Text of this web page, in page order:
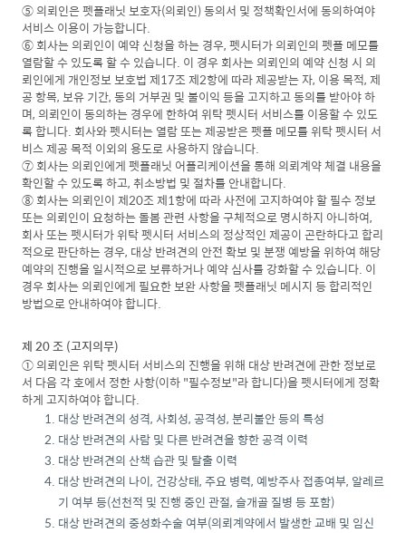
⑤ 의뢰인은 펫플래닛 보호자(의뢰인) 동의서 및 정책확인서에 동의하여야
서비스 이용이 가능합니다.
⑥ 회사는 의뢰인이 예약 신청을 하는 경우, 펫시터가 의뢰인의 펫플 메모를
열람할 수 있도록 할 수 있습니다. 이 경우 회사는 의뢰인의 예약 신청 시 의
뢰인에게 개인정보 보호법 제17조 제2항에 따라 제공받는 자, 이용 목적, 제
공 항목, 보유 기간, 동의 거부권 및 불이익 등을 고지하고 동의를 받아야 하
며, 의뢰인이 동의하는 경우에 한하여 위탁 펫시터 서비스를 이용할 수 있도
록 합니다. 회사와 펫시터는 열람 또는 제공받은 펫플 메모를 위탁 펫시터 서
비스 제공 목적 이외의 용도로 사용하지 않습니다.
⑦ 회사는 의뢰인에게 펫플래닛 어플리케이션을 통해 의뢰계약 체결 내용을
확인할 수 있도록 하고, 취소방법 및 절차를 안내합니다.
⑧ 회사는 의뢰인이 제20조 제1항에 따라 사전에 고지하여야 할 필수 정보
또는 의뢰인이 요청하는 돌봄 관련 사항을 구체적으로 명시하지 아니하여,
회사 또는 펫시터가 위탁 펫시터 서비스의 정상적인 제공이 곤란하다고 합리
적으로 판단하는 경우, 대상 반려견의 안전 확보 및 분쟁 예방을 위하여 해당
예약의 진행을 일시적으로 보류하거나 예약 심사를 강화할 수 있습니다. 이
경우 회사는 의뢰인에게 필요한 보완 사항을 펫플래닛 메시지 등 합리적인
방법으로 안내하여야 합니다.
제 20 조 (고지의무)
① 의뢰인은 위탁 펫시터 서비스의 진행을 위해 대상 반려견에 관한 정보로
서 다음 각 호에서 정한 사항(이하 "필수정보"라 합니다)을 펫시터에게 정확
하게 고지하여야 합니다.
대상 반려견의 성격, 사회성, 공격성, 분리불안 등의 특성
대상 반려견의 사람 및 다른 반려견을 향한 공격 이력
대상 반려견의 산책 습관 및 탈출 이력
대상 반려견의 나이, 건강상태, 주요 병력, 예방주사 접종여부, 알레르
기 여부 등(선천적 및 진행 중인 관절, 슬개골 질병 등 포함)
대상 반려견의 중성화수술 여부(의뢰계약에서 발생한 교배 및 임신